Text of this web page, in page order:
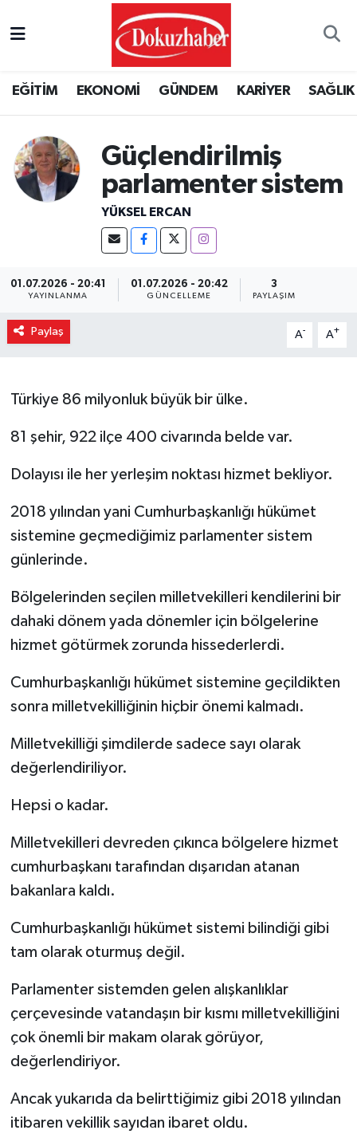
EĞİTİM EKONOMİ GÜNDEM KARİYER SAĞLIK
Güçlendirilmiş
parlamenter sistem
YÜKSEL ERCAN
01.07.2026 - 20:41
YAYINLANMA
01.07.2026 - 20:42
GÜNCELLEME
3
PAYLAŞIM
Paylaş A- A+
Türkiye 86 milyonluk büyük bir ülke.
81 şehir, 922 ilçe 400 civarında belde var.
Dolayısı ile her yerleşim noktası hizmet bekliyor.
2018 yılından yani Cumhurbaşkanlığı hükümet
sistemine geçmediğimiz parlamenter sistem
günlerinde.
Bölgelerinden seçilen milletvekilleri kendilerini bir
dahaki dönem yada dönemler için bölgelerine
hizmet götürmek zorunda hissederlerdi.
Cumhurbaşkanlığı hükümet sistemine geçildikten
sonra milletvekilliğinin hiçbir önemi kalmadı.
Milletvekilliği şimdilerde sadece sayı olarak
değerlendiriliyor.
Hepsi o kadar.
Milletvekilleri devreden çıkınca bölgelere hizmet
cumhurbaşkanı tarafından dışarıdan atanan
bakanlara kaldı.
Cumhurbaşkanlığı hükümet sistemi bilindiği gibi
tam olarak oturmuş değil.
Parlamenter sistemden gelen alışkanlıklar
çerçevesinde vatandaşın bir kısmı milletvekilliğini
çok önemli bir makam olarak görüyor,
değerlendiriyor.
Ancak yukarıda da belirttiğimiz gibi 2018 yılından
itibaren vekillik sayıdan ibaret oldu.
Puan Durumu ve Fikstür
Tüm Manşetler